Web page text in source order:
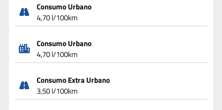
Consumo Urbano
4,70 l/100km
Consumo Urbano
4,70 l/100km
Consumo Extra Urbano
3,50 l/100km